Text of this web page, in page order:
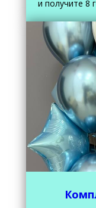
и получите 8